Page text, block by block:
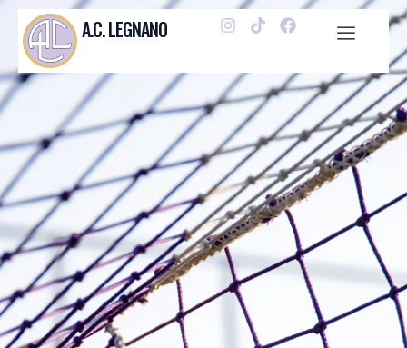
A.C. LEGNANO